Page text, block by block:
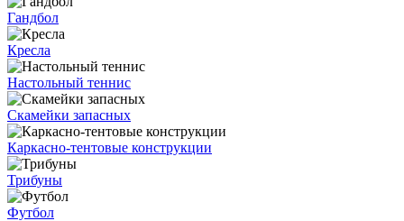
Гандбол
Кресла
Настольный теннис
Скамейки запасных
Каркасно-тентовые конструкции
Трибуны
Футбол